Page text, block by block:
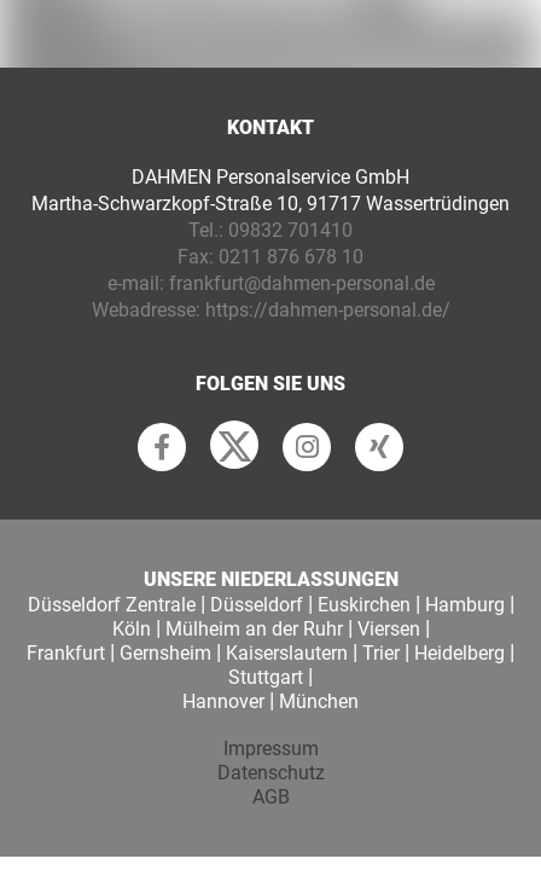
KONTAKT
DAHMEN Personalservice GmbH
Martha-Schwarzkopf-Straße 10, 91717 Wassertrüdingen
Tel.: 09832 701410
Fax: 0211 876 678 10
e-mail: frankfurt@dahmen-personal.de
Webadresse: https://dahmen-personal.de/
FOLGEN SIE UNS
UNSERE NIEDERLASSUNGEN
Düsseldorf Zentrale| Düsseldorf| Euskirchen | Hamburg |
Köln | Mülheim an der Ruhr| Viersen |
Frankfurt | Gernsheim | Kaiserslautern | Trier | Heidelberg |
Stuttgart |
Hannover | München
Impressum
Datenschutz
AGB